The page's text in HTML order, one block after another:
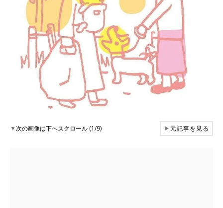
▼次の画像は下へスクロール (1/9) ▶元記事を見る